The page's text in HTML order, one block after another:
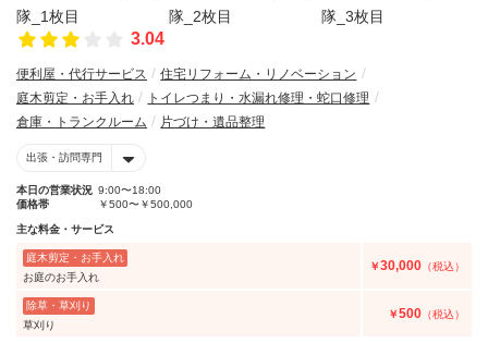
3.04
便利屋・代行サービス
住宅リフォーム・リノベーション
庭木剪定・お手入れ
トイレつまり・水漏れ修理・蛇口修理
倉庫・トランクルーム
片づけ・遺品整理
出張・訪問専門
本日の営業状況 9:00〜18:00
価格帯
￥500〜￥500,000
主な料金・サービス
庭木剪定・お手入れ
お庭のお手入れ
￥30,000 （税込）
除草・草刈り
草刈り
￥500 （税込）